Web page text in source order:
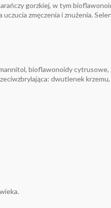
gorzkiej, w tym
zmęczenia i znużenia.
bioflawonoidy
dwutlenek